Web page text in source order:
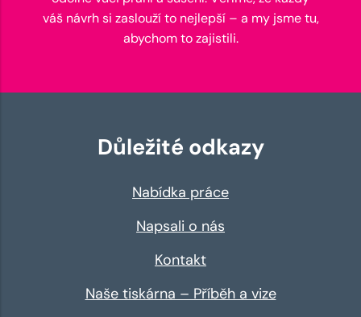
váš návrh si zaslouží to nejlepší – a my jsme tu,
abychom to zajistili.
Důležité odkazy
Nabídka práce
Napsali o nás
Kontakt
Naše tiskárna – Příběh a vize